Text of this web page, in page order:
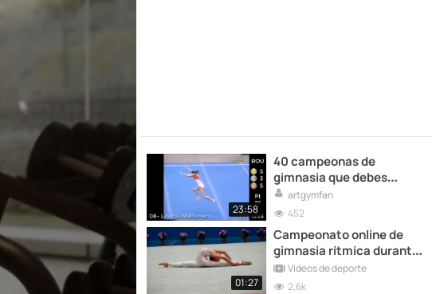
23:58
40 campeonas de
gimnasia que debes
conocer
artgymfan
452
01:27
Campeonato online de
gimnasia rítmica durante
el confinamiento
Vídeos de deporte
2,6k